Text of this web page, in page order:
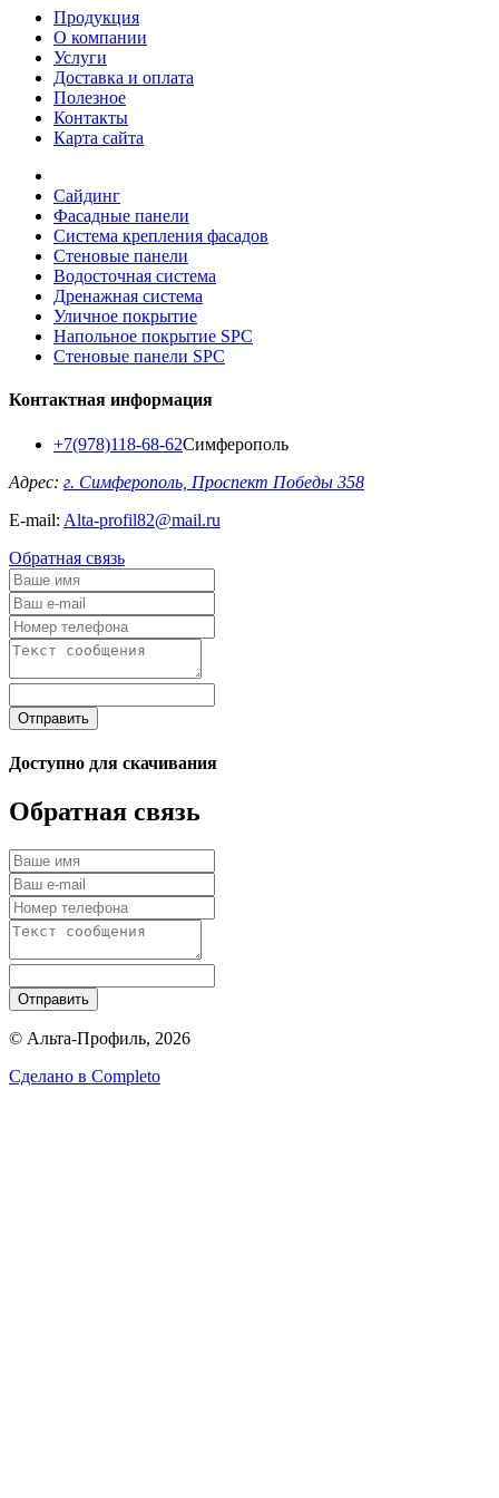
Продукция
О компании
Услуги
Доставка и оплата
Полезное
Контакты
Карта сайта
Сайдинг
Фасадные панели
Система крепления фасадов
Стеновые панели
Водосточная система
Дренажная система
Уличное покрытие
Напольное покрытие SPC
Стеновые панели SPC
Контактная информация
+7(978)118-68-62Симферополь
Адрес: г. Симферополь, Проспект Победы 358
E-mail: Alta-profil82@mail.ru
Обратная связь
Отправить
Доступно для скачивания
Обратная связь
Отправить
© Альта-Профиль, 2026
Сделано в Completo